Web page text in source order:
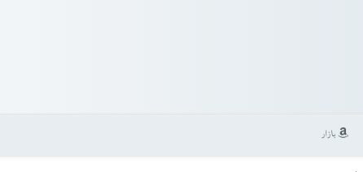
بازار